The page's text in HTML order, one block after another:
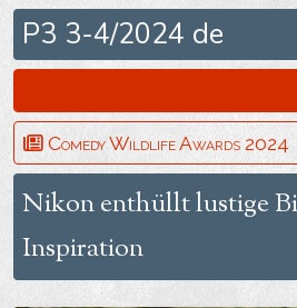
P3 3-4/2024 de
Comedy Wildlife Awards 2024
Nikon enthüllt lustige
Inspiration